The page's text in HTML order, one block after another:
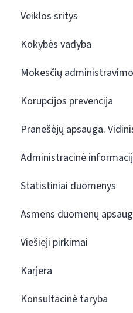
Veiklos sritys
Kokybės vadyba
Mokesčių
Korupcijos prevencija
Pranešėjų apsauga.
Administracinė
Statistiniai duomenys
Asmens duomenų
Viešieji pirkimai
Karjera
Konsultacinė taryba